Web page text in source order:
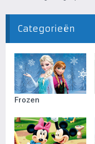
Categorieën
Frozen